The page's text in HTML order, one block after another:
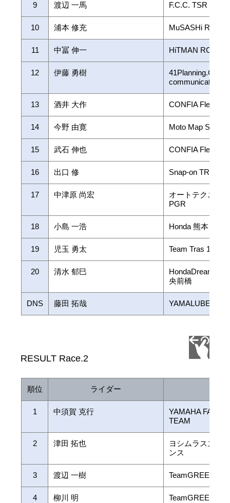
9 渡辺 一馬 F.C.C. TSR
10 浦本 修充 MuSASHi RTハ
11 中冨 伸一 HiTMAN RC甲子
12 伊藤 勇樹
41Planning.Global
communication
13 酒井 大作 CONFIA Flex
14 今野 由寛 Moto Map
15 武石 伸也 CONFIA Flex
16 出口 修 Snap-on TRICK
17 中津原 尚宏
オートテクニッ
PGR
18 小島 一浩 Honda 熊本レー
19 児玉 勇太 Team Tras 135HP
20 清水 郁巳
HondaDream高
央前橋
DNS 藤田 拓哉 YAMALUBE
RESULT Race.2
順位 ライダー
1 中須賀 克行
YAMAHA
TEAM
2 津田 拓也
ヨシムラスズキ
ンス
3 渡辺 一樹 TeamGREEN
4 柳川 明 TeamGREEN